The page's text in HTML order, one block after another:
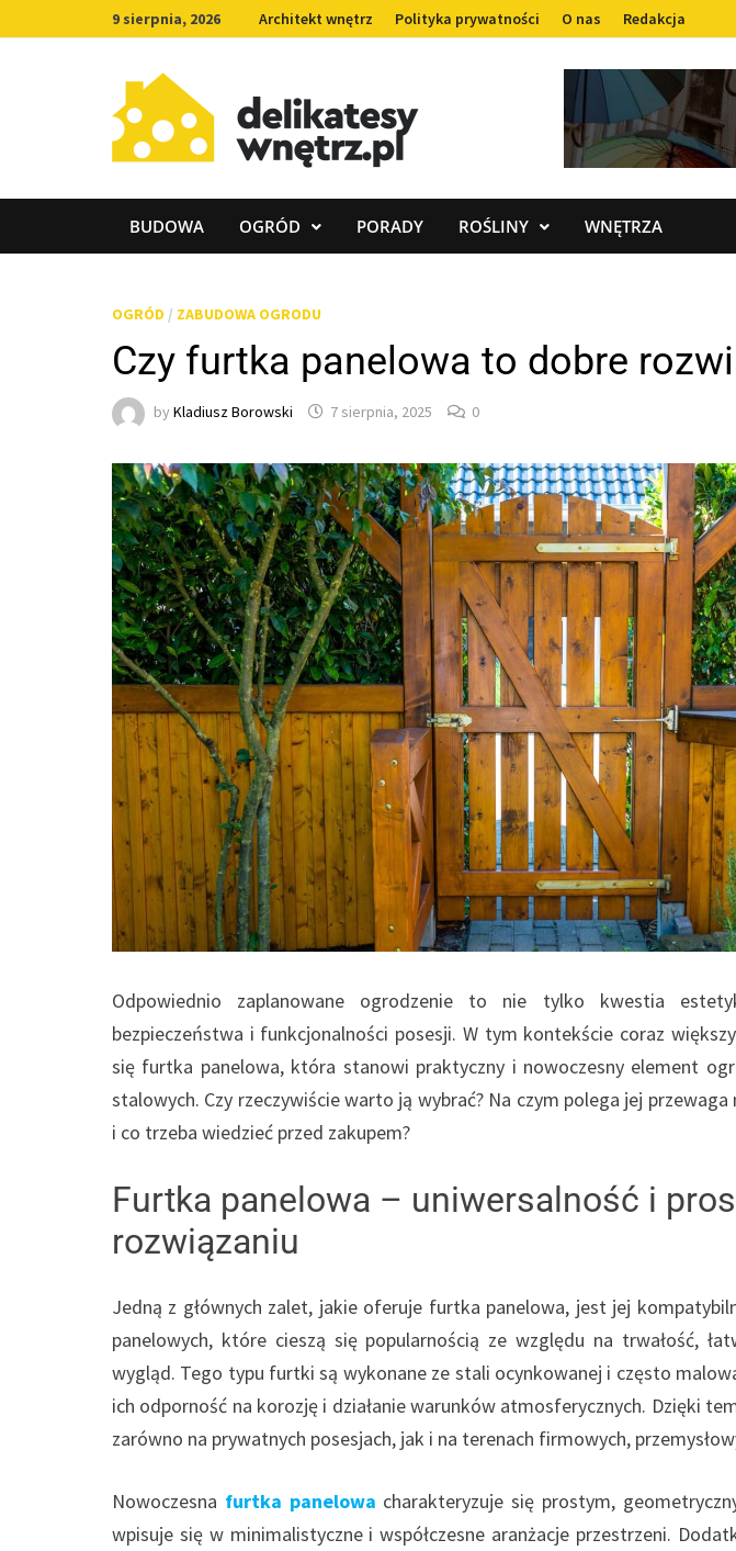
to
9 sierpnia, 2026 Architekt wnętrz Polityka prywatności O nas Redakcja
BUDOWA OGRÓD PORADY ROŚLINY WNĘTRZA
OGRÓD / ZABUDOWA OGRODU
Czy furtka panelowa to dobre
by Kladiusz Borowski 7 sierpnia, 2025 0
Odpowiednio zaplanowane ogrodzenie to nie tylko kwestia
bezpieczeństwa i funkcjonalności posesji. W tym kontekście coraz
się furtka panelowa, która stanowi praktyczny i nowoczesny element
stalowych. Czy rzeczywiście warto ją wybrać? Na czym polega jej
i co trzeba wiedzieć przed zakupem?
Furtka panelowa – uniwersalność i
rozwiązaniu
Jedną z głównych zalet, jakie oferuje furtka panelowa, jest jej
panelowych, które cieszą się popularnością ze względu na trwałość,
wygląd. Tego typu furtki są wykonane ze stali ocynkowanej i często
ich odporność na korozję i działanie warunków atmosferycznych. Dzięki
zarówno na prywatnych posesjach, jak i na terenach firmowych,
Nowoczesna furtka panelowa charakteryzuje się prostym,
wpisuje się w minimalistyczne i współczesne aranżacje przestrzeni.